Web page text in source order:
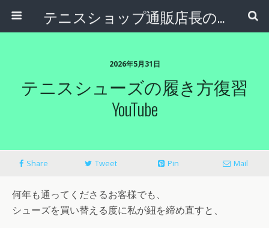
テニスショップ通販店長のブログ＠テニスショップLAFINO 西山克久
2026年5月31日
テニスシューズの履き方復習
YouTube
Share Tweet Pin Mail
何年も通ってくださるお客様でも、
シューズを買い替える度に私が紐を締め直すと、